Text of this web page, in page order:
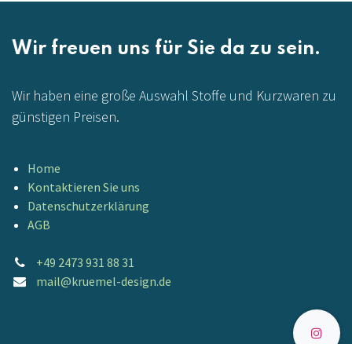
Wir freuen uns für Sie da zu sein.
Wir haben eine große Auswahl Stoffe und Kurzwaren zu
günstigen Preisen.
Home
Kontaktieren Sie uns
Datenschutzerklärung
AGB
+49 2473 931 88 31
mail@kruemel-design.de